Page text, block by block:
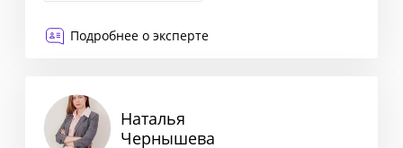
Подробнее о эксперте
Наталья
Чернышева